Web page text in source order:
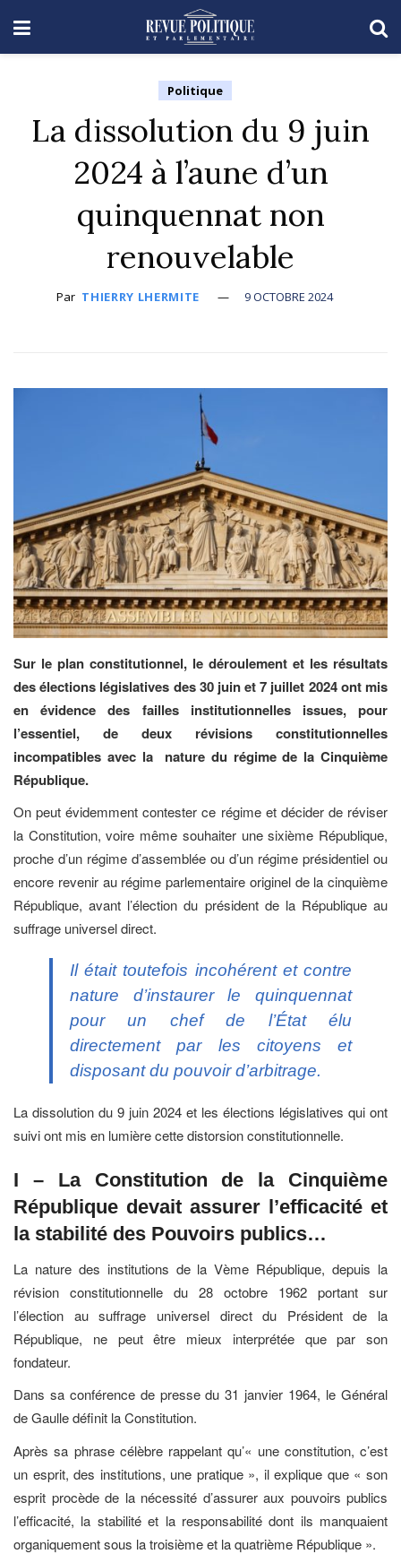
Politique
La dissolution du 9 juin
2024 à l’aune d’un
quinquennat non
renouvelable
Par THIERRY LHERMITE 9 OCTOBRE 2024
Sur le plan constitutionnel, le déroulement et les résultats
des élections législatives des 30 juin et 7 juillet 2024 ont mis
en évidence des failles institutionnelles issues, pour
l’essentiel, de deux révisions constitutionnelles
incompatibles avec la nature du régime de la Cinquième
République.
On peut évidemment contester ce régime et décider de réviser
la Constitution, voire même souhaiter une sixième République,
proche d’un régime d’assemblée ou d’un régime présidentiel ou
encore revenir au régime parlementaire originel de la cinquième
République, avant l’élection du président de la République au
suffrage universel direct.
Il était toutefois incohérent et contre
nature d’instaurer le quinquennat
pour un chef de l’État élu
directement par les citoyens et
disposant du pouvoir d’arbitrage.
La dissolution du 9 juin 2024 et les élections législatives qui ont
suivi ont mis en lumière cette distorsion constitutionnelle.
I – La Constitution de la Cinquième
République devait assurer l’efficacité et
la stabilité des Pouvoirs publics…
La nature des institutions de la Vème République, depuis la
révision constitutionnelle du 28 octobre 1962 portant sur
l’élection au suffrage universel direct du Président de la
République, ne peut être mieux interprétée que par son
fondateur.
Dans sa conférence de presse du 31 janvier 1964, le Général
de Gaulle définit la Constitution.
Après sa phrase célèbre rappelant qu’« une constitution, c’est
un esprit, des institutions, une pratique », il explique que « son
esprit procède de la nécessité d’assurer aux pouvoirs publics
l’efficacité, la stabilité et la responsabilité dont ils manquaient
organiquement sous la troisième et la quatrième République ».